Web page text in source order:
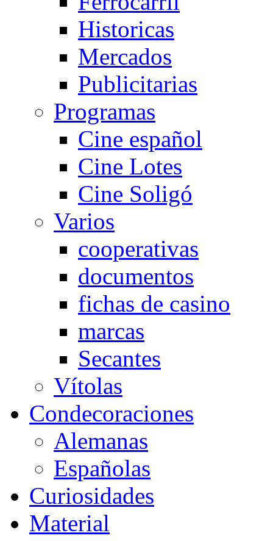
Historicas
Mercados
Publicitarias
Programas
Cine español
Cine Lotes
Cine Soligó
Varios
cooperativas
documentos
fichas de casino
marcas
Secantes
Vítolas
Condecoraciones
Alemanas
Españolas
Curiosidades
Material